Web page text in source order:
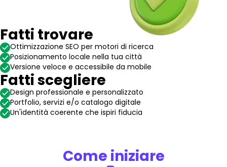
Fatti trovare
Ottimizzazione SEO per motori di ricerca
Posizionamento locale nella tua città
Versione veloce e accessibile da mobile
Fatti scegliere
Design professionale e personalizzato
Portfolio, servizi e/o catalogo digitale
Un'identità coerente che ispiri fiducia
Come iniziare